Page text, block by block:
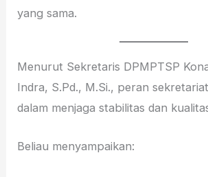
yang sama.
Menurut Sekretaris DPMPTSP
Indra, S.Pd., M.Si., peran
dalam menjaga stabilitas dan
Beliau menyampaikan: